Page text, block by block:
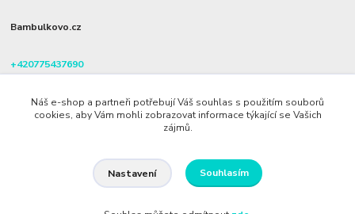
Bambulkovo.cz
+420775437690
info@bambulkovo.cz
Náš e-shop a partneři potřebují Váš souhlas s použitím souborů
cookies, aby Vám mohli zobrazovat informace týkající se Vašich
zájmů.
Nastavení Souhlasím